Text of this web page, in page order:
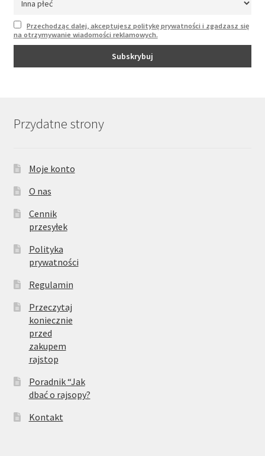
Przechodząc dalej, akceptujesz politykę prywatności i zgadzasz się
na otrzymywanie wiadomości reklamowych.
Przydatne strony
Moje konto
O nas
Cennik
przesyłek
Polityka
prywatności
Regulamin
Przeczytaj
koniecznie
przed
zakupem
rajstop
Poradnik “Jak
dbać o rajsopy?
Kontakt